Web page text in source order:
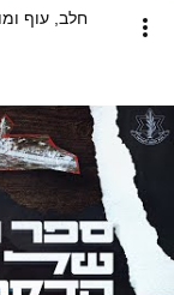
חלב, עוף